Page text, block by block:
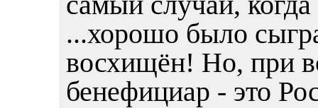
...хорошо было
восхищён! Но, при
бенефициар - это